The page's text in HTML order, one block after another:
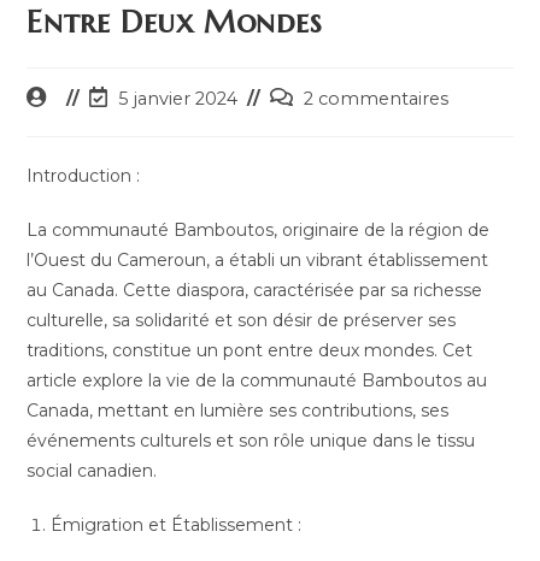
Entre Deux Mondes
Auteur/autrice
publication :
Dernière
la
5 janvier 2024
Commentaires
2 commentaires
Introduction :
La communauté Bamboutos, originaire de la région de
l’Ouest du Cameroun, a établi un vibrant établissement
au Canada. Cette diaspora, caractérisée par sa richesse
culturelle, sa solidarité et son désir de préserver ses
traditions, constitue un pont entre deux mondes. Cet
article explore la vie de la communauté Bamboutos au
Canada, mettant en lumière ses contributions, ses
événements culturels et son rôle unique dans le tissu
social canadien.
Émigration et Établissement :